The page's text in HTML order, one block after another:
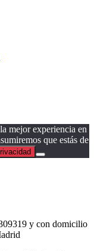
mejor experiencia en
que estás de
y con domicilio